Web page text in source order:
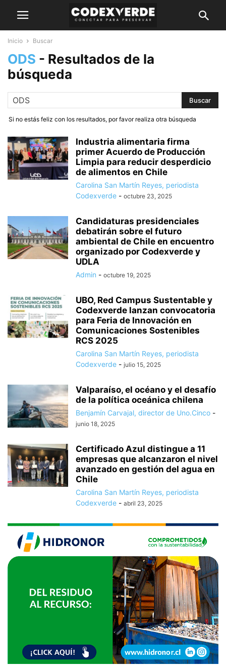
Inicio Buscar
ODS - Resultados de la
búsqueda
Si no estás feliz con los resultados, por favor realiza otra búsqueda
Industria alimentaria firma
primer Acuerdo de Producción
Limpia para reducir desperdicio
de alimentos en Chile
Carolina San Martín Reyes, periodista
Codexverde - octubre 23, 2025
Candidaturas presidenciales
debatirán sobre el futuro
ambiental de Chile en encuentro
organizado por Codexverde y
UDLA
Admin - octubre 19, 2025
UBO, Red Campus Sustentable y
Codexverde lanzan convocatoria
para Feria de Innovación en
Comunicaciones Sostenibles
RCS 2025
Carolina San Martín Reyes, periodista
Codexverde - julio 15, 2025
Valparaíso, el océano y el desafío
de la política oceánica chilena
Benjamín Carvajal, director de Uno.Cinco -
junio 18, 2025
Certificado Azul distingue a 11
empresas que alcanzaron el nivel
avanzado en gestión del agua en
Chile
Carolina San Martín Reyes, periodista
Codexverde - abril 23, 2025